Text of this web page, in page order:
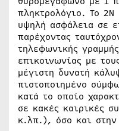
πληκτρολόγιο. Το
υψηλή ασφάλεια σε
παρέχοντας
τηλεφωνικής
επικοινωνίας με
μέγιστη δυνατή
πιστοποιημένο
κατά το οποίο
σε κακές καιρικές
κ.λπ.), όσο και στην